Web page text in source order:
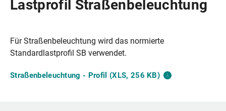
Lastprofil Straßenbeleuchtung
Für Straßenbeleuchtung wird das normierte
Standardlastprofil SB verwendet.
Straßenbeleuchtung - Profil (XLS, 256 KB)